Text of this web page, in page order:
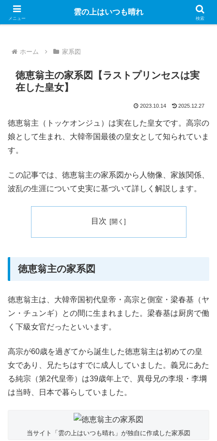
Googleのアドセンス広告を表示しています
ホーム 家系図
徳恵翁主の家系図【ラストプリンセスは実
在した皇女】
2023.10.14 2025.12.27
徳恵翁主（トッケオンジュ）は実在した皇女です。高宗の
娘として生まれ、大韓帝国最後の皇女として知られていま
す。
この記事では、徳恵翁主の家系図から人物像、家族関係、
波乱の生涯について史実に基づいて詳しく解説します。
目次
徳恵翁主の家系図
徳恵翁主は、大韓帝国初代皇帝・高宗と側室・梁春基（ヤ
ン・チュンギ）との間に生まれました。梁春基は厨房で働
く下級女官だったといいます。
高宗が60歳を過ぎてから誕生した徳恵翁主は初めての皇
女であり、兄たちはすでに成人していました。義兄にあた
る純宗（第2代皇帝）は39歳年上で、異母兄の李垠・李堈
は当時、日本で暮らしていました。
当サイト「雲の上はいつも晴れ」が独自に作成した家系図
メニュー
雲の上はいつも晴れ
検索